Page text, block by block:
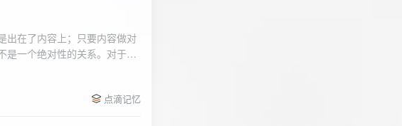
出在了内容上；只要内容做对
是一个绝对性的关系。对于质
点滴记忆